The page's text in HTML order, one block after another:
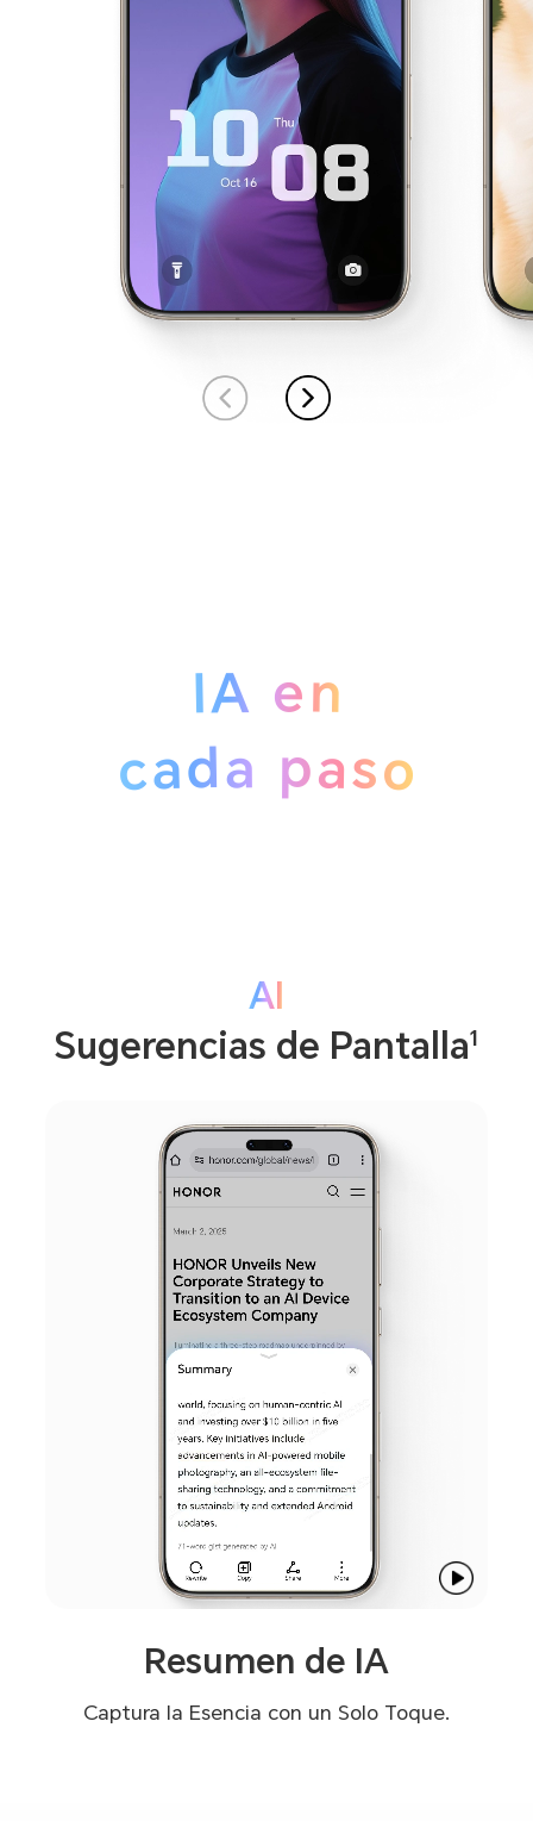
IA en
cada paso
AI
Sugerencias de Pantalla1
Resumen de IA
Captura la Esencia con un Solo Toque.